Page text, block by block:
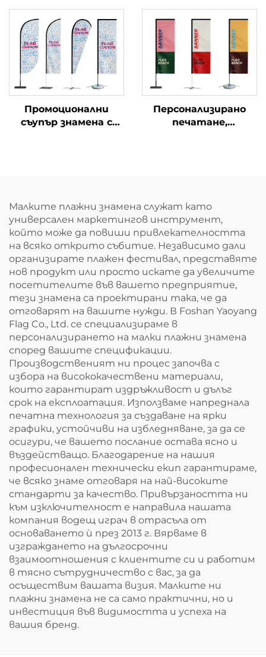
за плажни знамена с
аксесоари за
персонализиране на
големи външни
маркетингови
знамена с пера
във форма на капка с
пера за плажа
Промоционални
съупър знамена с
Персонализирано
печатане,
Малките плажни знамена служат като
универсален маркетингов инструмент,
който може да повиши привлекателността
на всяко открито събитие. Независимо дали
организирате плажен фестивал, представяте
нов продукт или просто искате да увеличите
посетителите във вашето предприятие,
тези знамена са проектирани така, че да
отговарят на вашите нужди. В Foshan Yaoyang
Flag Co., Ltd. се специализираме в
персонализирането на малки плажни знамена
според вашите спецификации.
Производственият ни процес започва с
избора на висококачествени материали,
които гарантират издръжливост и дълъг
срок на експлоатация. Използваме напреднала
печатна технология за създаване на ярки
графики, устойчиви на избледняване, за да се
осигури, че вашето послание остава ясно и
въздействащо. Благодарение на нашия
професионален технически екип гарантираме,
че всяко знаме отговаря на най-високите
стандарти за качество. Привързаността ни
към изключителност е направила нашата
компания водещ играч в отрасъла от
основаването ѝ през 2013 г. Вярваме в
изграждането на дългосрочни
взаимоотношения с клиентите си и работим
в тясно сътрудничество с вас, за да
осъществим вашата визия. Малките ни
плажни знамена не са само практични, но и
инвестиция във видимостта и успеха на
вашия бренд.